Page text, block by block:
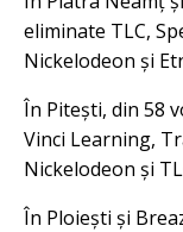
eliminate TLC,
Nickelodeon și
În Pitești, din 58
Vinci Learning,
Nickelodeon și
În Ploiești și